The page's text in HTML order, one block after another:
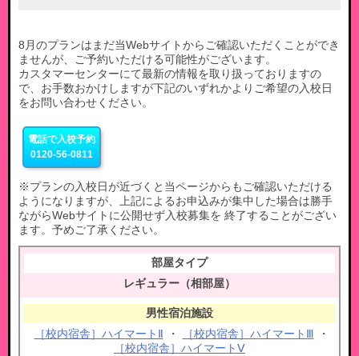
8月のプランはまだ当Webサイトからご確認いただくことができ
ませんが、ご予約いただける可能性がございます。
カスタマーセンターにて最新の情報を取り扱っておりますの
で、お手数おかけしますが下記のいずれかよりご希望の入校日
をお問い合わせください。
電話で入校予約
0120-56-0811
※プランの入校日が近づくと当ページからもご確認いただける
ようになりますが、上記によるお申込みが集中した場合は勝手
ながらWebサイトに公開せず入校募集を 終了することがござい
ます。予めご了承ください。
レギュラー（相部屋）
［校内宿舎］ハイマートⅡ ・ ［校内宿舎］ハイマートⅢ
・
［校内宿舎］ハイマートⅤ